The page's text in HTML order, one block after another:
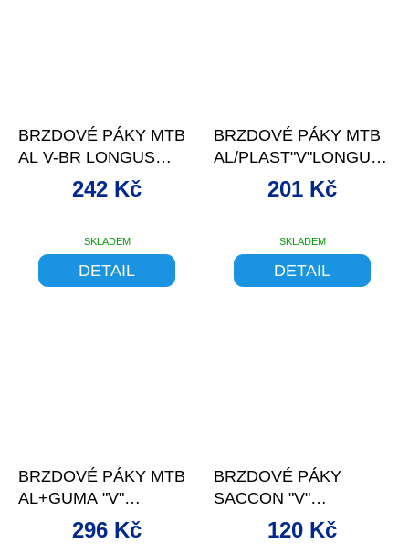
BRZDOVÉ PÁKY MTB
AL V-BR LONGUS
ČERNO/STŘÍBRNÉ
SKLADEM
242 Kč
DETAIL
BRZDOVÉ PÁKY MTB
AL/PLAST"V"LONGUS
ČERNO/STŘÍBRNÉ
SKLADEM
201 Kč
DETAIL
BRZDOVÉ PÁKY MTB
AL+GUMA "V"
LONGUS
ČERNO/STŘÍBRNÉ
296 Kč
BRZDOVÉ PÁKY
SACCON "V"
PLASTOVÉ DĚTSKÉ
ČERNÉ120 Kč